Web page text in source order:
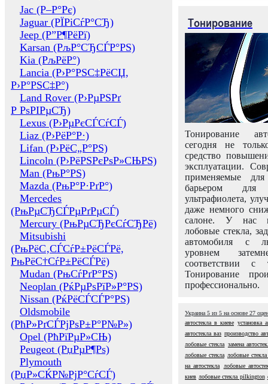
Jac (Р–Р°Рє)
Jaguar (РЇРіСѓР°СЂ)
Jeep (Р”Р¶РёРї)
Karsan (РљР°СЂСЃР°РЅ)
Kia (РљРёР°)
Lancia (Р›Р°РЅС‡РёСЏ,
Р›Р°РЅС‡Р°)
Land Rover (Р›РµРЅРґ
Р РѕРІРµСЂ)
Lexus (Р›РµРєСЃСѓСЃ)
Liaz (Р›РёР°Р·)
Lifan (Р›РёС„Р°РЅ)
Lincoln (Р›РёРЅРєРѕР»СЊРЅ)
Man (РњР°РЅ)
Mazda (РњР°Р·РґР°)
Mercedes
(РњРµСЂСЃРµРґРµСЃ)
Mercury (РњРµСЂРєСѓСЂРё)
Mitsubishi
(РњРёС‚СЃСѓР±РёСЃРё,
РњРёС†СѓР±РёСЃРё)
Mudan (РњСѓРґР°РЅ)
Neoplan (РќРµРѕРїР»Р°РЅ)
Nissan (РќРёСЃСЃР°РЅ)
Oldsmobile
(РћР»РґСЃРјРѕР±Р°Р№Р»)
Opel (РћРїРµР»СЊ)
Peugeot (РџРµР¶Рѕ)
Plymouth
(РџР»СЌР№РјР°СѓСЃ)
Тонирование
Тонирование
сегодня не
средство
эксплуатации.
применяемые
барьером для
ультрафиолета,
даже немного
салоне. У нас
лобовые стекла,
автомобиля с
уровнем
соответствии с
Тонирование
профессионально.
Украина 5 из 5 на основе 27
автостекла в киеве установка
автостекла ваз производство
лобовые стекла замена
лобовые стекла лобовые
на автостекла
лобовые
киев лобовые стекла pilkington